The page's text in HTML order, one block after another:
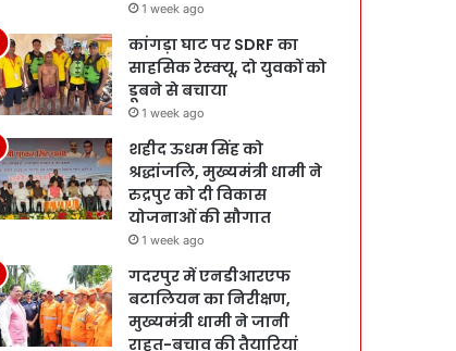
1 week ago
कांगड़ा घाट पर SDRF का
साहसिक रेस्क्यू, दो युवकों को
डूबने से बचाया
1 week ago
शहीद ऊधम सिंह को
श्रद्धांजलि, मुख्यमंत्री धामी ने
रुद्रपुर को दी विकास
योजनाओं की सौगात
1 week ago
गदरपुर में एनडीआरएफ
बटालियन का निरीक्षण,
मुख्यमंत्री धामी ने जानी
राहत-बचाव की तैयारियां